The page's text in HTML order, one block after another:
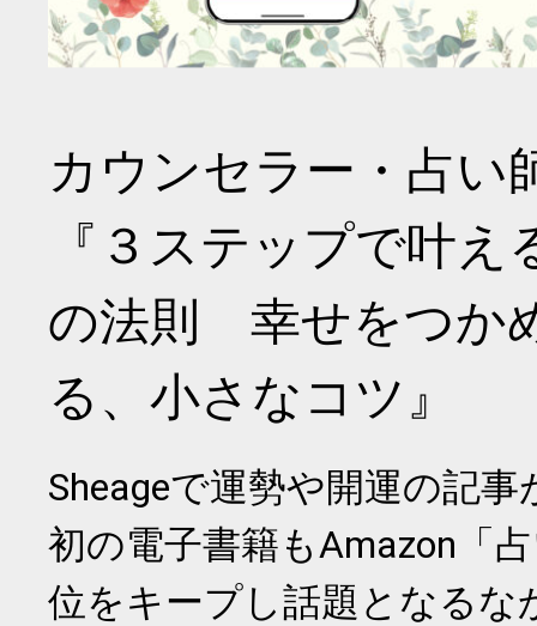
カウンセラー・占い
『３ステップで叶
の法則 幸せをつか
る、小さなコツ』
Sheageで運勢や開運の記
初の電子書籍もAmazon「
位をキープし話題となるな